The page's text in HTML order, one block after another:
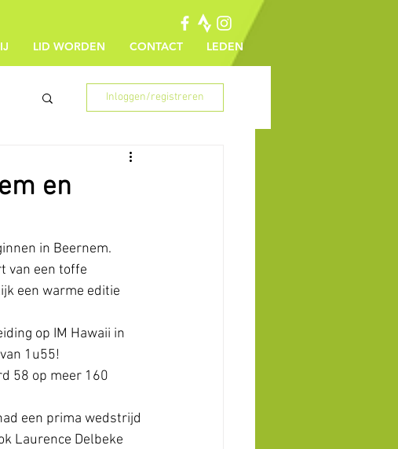
LID WORDEN CONTACT LEDEN
Inloggen/registreren
en
in Beernem.
van een toffe
een warme editie
op IM Hawaii in
1u55!
58 op meer 160
een prima wedstrijd
Laurence Delbeke